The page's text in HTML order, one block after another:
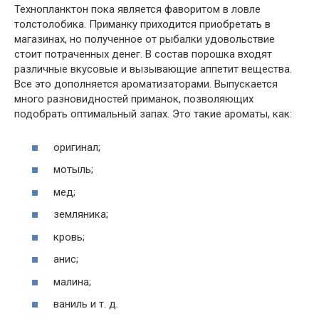
Технопланктон пока является фаворитом в ловле
толстолобика. Приманку приходится приобретать в
магазинах, но полученное от рыбалки удовольствие
стоит потраченных денег. В состав порошка входят
различные вкусовые и вызывающие аппетит вещества.
Все это дополняется ароматизаторами. Выпускается
много разновидностей приманок, позволяющих
подобрать оптимальный запах. Это такие ароматы, как:
оригинал;
мотыль;
мед;
земляника;
кровь;
анис;
малина;
ваниль и т. д.